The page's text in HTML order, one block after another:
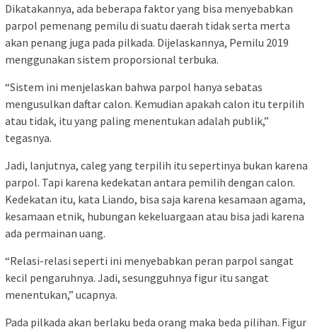
Dikatakannya, ada beberapa faktor yang bisa menyebabkan
parpol pemenang pemilu di suatu daerah tidak serta merta
akan penang juga pada pilkada. Dijelaskannya, Pemilu 2019
menggunakan sistem proporsional terbuka.
“Sistem ini menjelaskan bahwa parpol hanya sebatas
mengusulkan daftar calon. Kemudian apakah calon itu terpilih
atau tidak, itu yang paling menentukan adalah publik,”
tegasnya.
Jadi, lanjutnya, caleg yang terpilih itu sepertinya bukan karena
parpol. Tapi karena kedekatan antara pemilih dengan calon.
Kedekatan itu, kata Liando, bisa saja karena kesamaan agama,
kesamaan etnik, hubungan kekeluargaan atau bisa jadi karena
ada permainan uang.
“Relasi-relasi seperti ini menyebabkan peran parpol sangat
kecil pengaruhnya. Jadi, sesungguhnya figur itu sangat
menentukan,” ucapnya.
Pada pilkada akan berlaku beda orang maka beda pilihan. Figur